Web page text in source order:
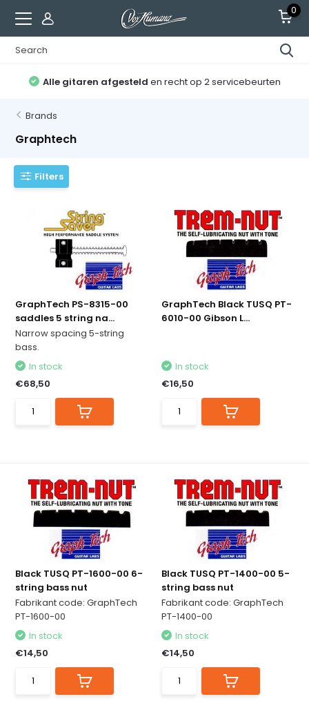
0
Alle gitaren afgesteld en recht op 2 servicebeurten
Brands
Graphtech
Filters
GraphTech PS-8315-00
saddles 5 string na...
Narrow spacing 5-string
bass.
In stock
€68,50
GraphTech Black TUSQ PT-
6010-00 Gibson L...
In stock
€16,50
Black TUSQ PT-1600-00 6-
string bass nut
Fabrikant code: GraphTech
PT-1600-00
In stock
€14,50
Black TUSQ PT-1400-00 5-
string bass nut
Fabrikant code: GraphTech
PT-1400-00
In stock
€14,50